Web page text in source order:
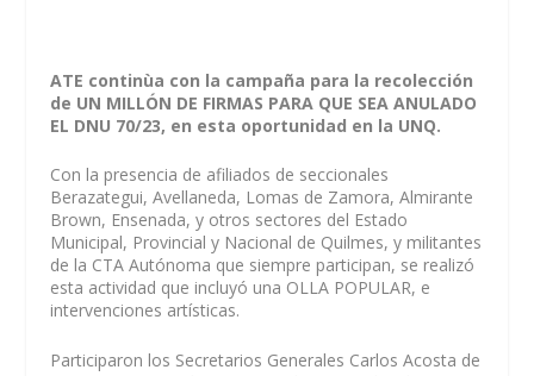
ATE continùa con la campaña para la recolección
de UN MILLÓN DE FIRMAS PARA QUE SEA ANULADO
EL DNU 70/23, en esta oportunidad en la UNQ.
Con la presencia de afiliados de seccionales
Berazategui, Avellaneda, Lomas de Zamora, Almirante
Brown, Ensenada, y otros sectores del Estado
Municipal, Provincial y Nacional de Quilmes, y militantes
de la CTA Autónoma que siempre participan, se realizó
esta actividad que incluyó una OLLA POPULAR, e
intervenciones artísticas.
Participaron los Secretarios Generales Carlos Acosta de